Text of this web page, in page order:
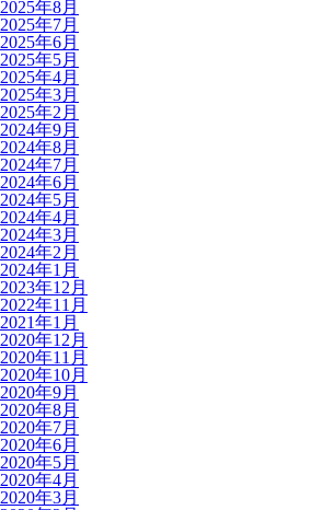
2025年8月
2025年7月
2025年6月
2025年5月
2025年4月
2025年3月
2025年2月
2024年9月
2024年8月
2024年7月
2024年6月
2024年5月
2024年4月
2024年3月
2024年2月
2024年1月
2023年12月
2022年11月
2021年1月
2020年12月
2020年11月
2020年10月
2020年9月
2020年8月
2020年7月
2020年6月
2020年5月
2020年4月
2020年3月